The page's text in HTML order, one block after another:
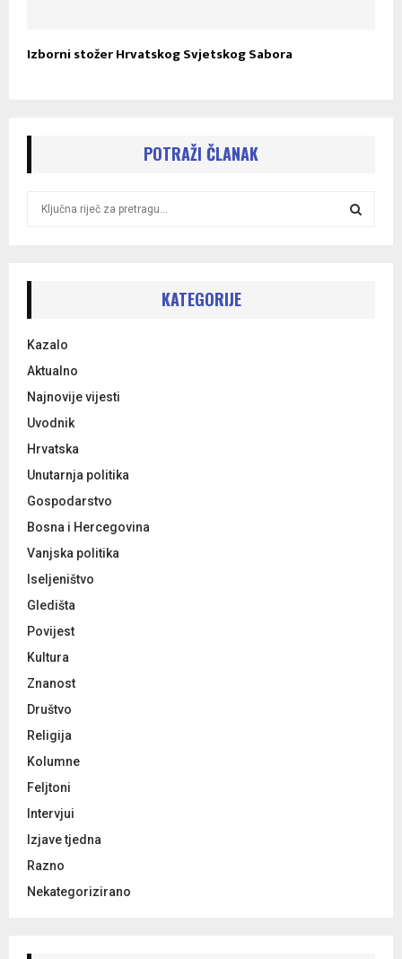
Izborni stožer Hrvatskog Svjetskog Sabora
POTRAŽI ČLANAK
r
:
KATEGORIJE
Kazalo
Aktualno
Najnovije vijesti
Uvodnik
Hrvatska
Unutarnja politika
Gospodarstvo
Bosna i Hercegovina
Vanjska politika
Iseljeništvo
Gledišta
Povijest
Kultura
Znanost
Društvo
Religija
Kolumne
Feljtoni
Intervjui
Izjave tjedna
Razno
Nekategorizirano